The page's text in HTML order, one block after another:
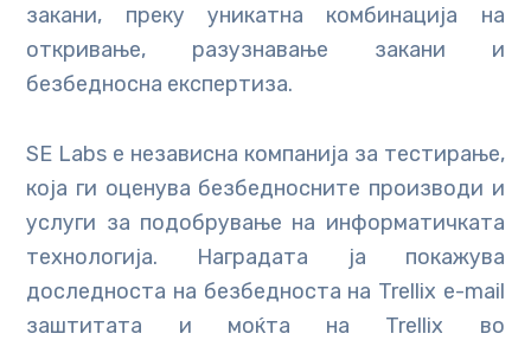
закани, преку уникатна комбинација на
откривање, разузнавање закани и
безбедносна експертиза.
SE Labs е независна компанија за тестирање,
која ги оценува безбедносните производи и
услуги за подобрување на информатичката
технологија. Наградата ја покажува
доследноста на безбедноста на Trellix e-mail
заштитата и моќта на Trellix во